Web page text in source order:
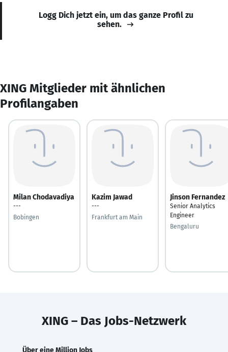
Logg Dich jetzt ein, um das ganze Profil zu
sehen.
XING Mitglieder mit ähnlichen
Profilangaben
Milan Chodavadiya
---
Bobingen
Kazim Jawad
---
Frankfurt am Main
Jinson Fernandez
Senior Analytics
Engineer
Bengaluru
XING – Das Jobs-Netzwerk
Über eine Million Jobs